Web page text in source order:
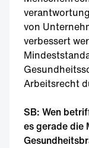
von
verbessert
Arbeitsrecht
SB: Wen
es gerade die